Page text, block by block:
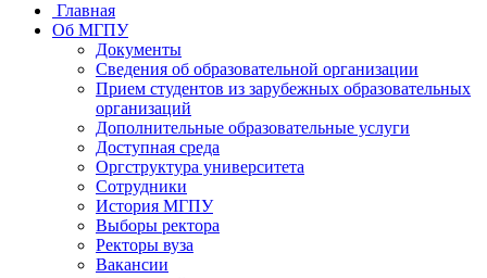
Главная
Об МГПУ
Документы
Сведения об образовательной организации
Прием студентов из зарубежных образовательных
организаций
Дополнительные образовательные услуги
Доступная среда
Оргструктура университета
Сотрудники
История МГПУ
Выборы ректора
Ректоры вуза
Вакансии